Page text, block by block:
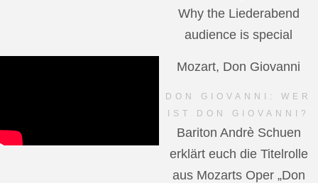
Why the Liederabend
audience is special
Mozart, Don Giovanni
DON GIOVANNI: WER
IST DON GIOVANNI?
Bariton Andrè Schuen
erklärt euch die Titelrolle
aus Mozarts Oper „Don